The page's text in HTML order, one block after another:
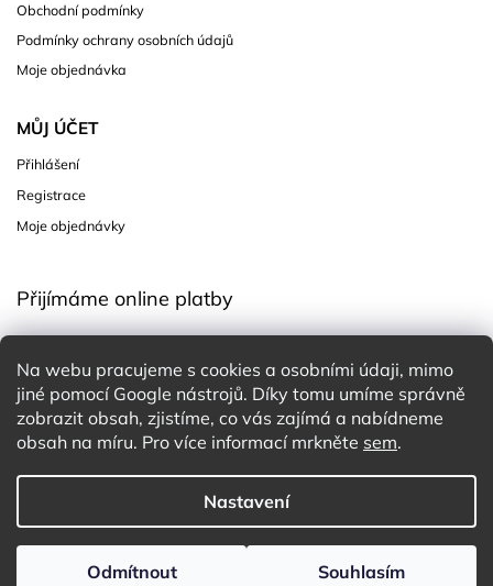
Na webu pracujeme s cookies a osobními údaji, mimo
jiné pomocí Google nástrojů. Díky tomu umíme správně
zobrazit obsah, zjistíme, co vás zajímá a nabídneme
obsah na míru. Pro více informací mrkněte sem.
Nastavení
Odmítnout Souhlasím
Obchodní podmínky
Podmínky ochrany osobních údajů
Moje objednávka
MŮJ ÚČET
Přihlášení
Registrace
Moje objednávky
Přijímáme online platby
Copyright 2026Charming White Choice. Všechna práva
vyhrazena.
Upravit nastavení cookies
| Platforma